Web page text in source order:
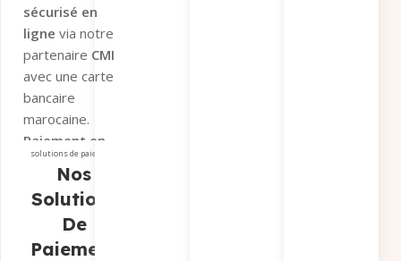
sécurisé en
ligne via notre
partenaire CMI
avec une carte
bancaire
marocaine.
Paiement en
magasin si
vous préférez
récupérer
commande sur
solutions de paiement
Nos
Solutions
De
Paiement